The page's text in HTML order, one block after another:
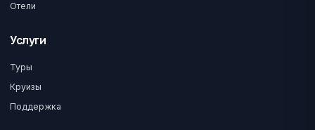
Отели
Услуги
Туры
Круизы
Поддержка